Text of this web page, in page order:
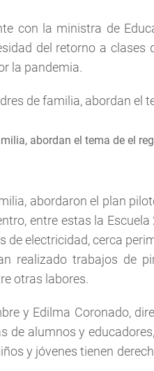
con la ministra de
del retorno a clases
la pandemia.
abordan el tema de el
abordaron el plan
entre estas la Escuela
de electricidad, cerca
realizado trabajos de
otras labores.
y Edilma Coronado,
de alumnos y
y jóvenes tienen